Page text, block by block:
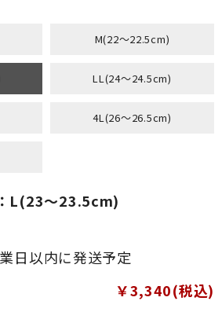
￥3,340(税込)
日以内に発送予定
M(22～22.5cm)
LL(24～24.5cm)
4L(26～26.5cm)
L(23～23.5cm)